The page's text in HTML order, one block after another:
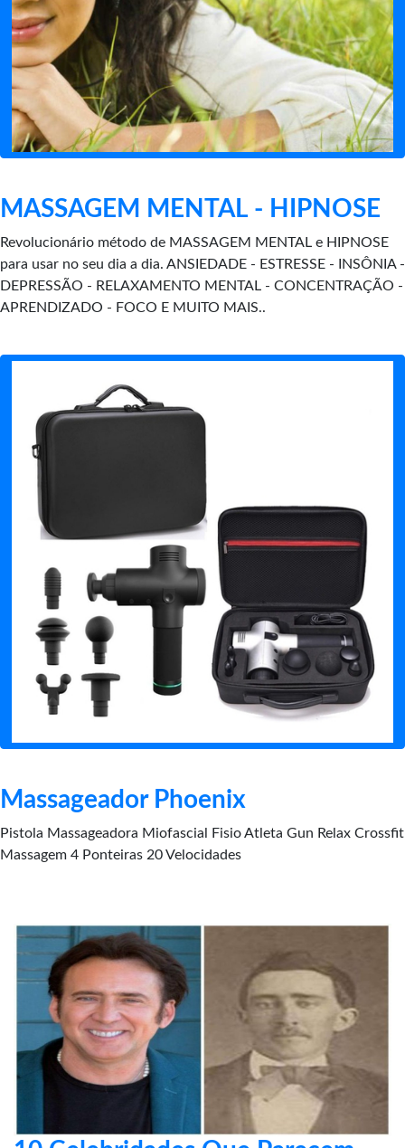
MASSAGEM MENTAL - HIPNOSE
Revolucionário método de MASSAGEM MENTAL e HIPNOSE
para usar no seu dia a dia. ANSIEDADE - ESTRESSE - INSÔNIA -
DEPRESSÃO - RELAXAMENTO MENTAL - CONCENTRAÇÃO -
APRENDIZADO - FOCO E MUITO MAIS..
Massageador Phoenix
Pistola Massageadora Miofascial Fisio Atleta Gun Relax Crossfit
Massagem 4 Ponteiras 20 Velocidades